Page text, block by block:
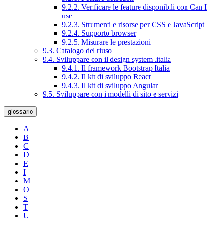
9.2.2. Verificare le feature disponibili con Can I
use
9.2.3. Strumenti e risorse per CSS e JavaScript
9.2.4. Supporto browser
9.2.5. Misurare le prestazioni
9.3. Catalogo del riuso
9.4. Sviluppare con il design system .italia
9.4.1. Il framework Bootstrap Italia
9.4.2. Il kit di sviluppo React
9.4.3. Il kit di sviluppo Angular
9.5. Sviluppare con i modelli di sito e servizi
glossario
A
B
C
D
E
I
M
O
S
T
U